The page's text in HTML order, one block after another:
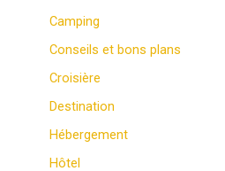
Camping
Conseils et bons plans
Croisière
Destination
Hébergement
Hôtel